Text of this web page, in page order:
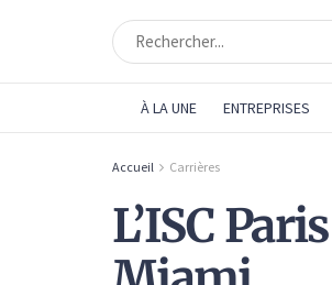
À LA UNE ENTREPRISES
Accueil Carrières
L’ISC